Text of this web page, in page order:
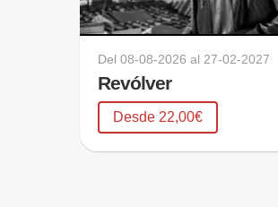
Del08-08-2026 al 27-02-2027
Revólver
Desde 22,00€